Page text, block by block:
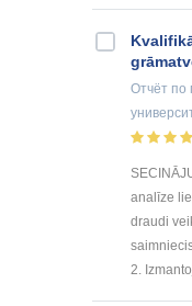
Отчёт по
analīze
draudi
2.